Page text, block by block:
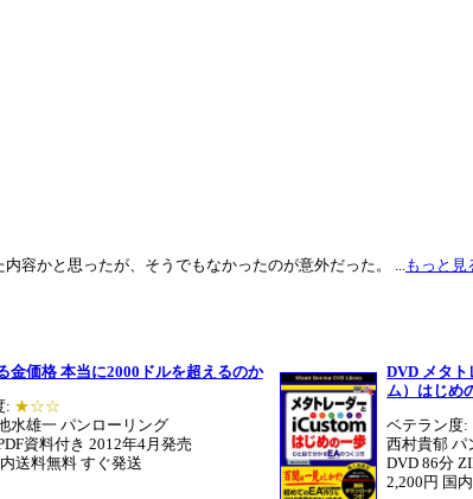
容かと思ったが、そうでもなかったのが意外だった。 ... もっと見
金価格 本当に2000ドルを超えるのか
: ★☆☆
水雄一 パンローリング
資料付き 2012年4月発売
送料無料 すぐ発送
DVD メタ
ム）はじめ
ベテラン度:
西村貴郁 パ
DVD 86分
2,200円 国